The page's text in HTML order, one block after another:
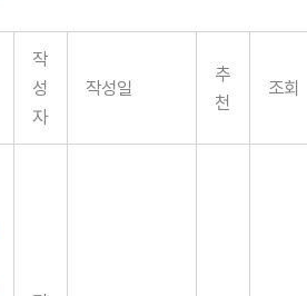
작
성
자
작성일
추
천
조회